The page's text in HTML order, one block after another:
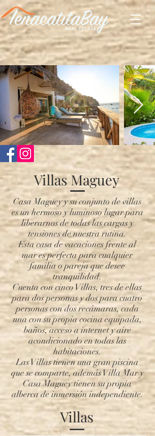
Villas Maguey
Casa Maguey y su conjunto de villas
es un hermoso y luminoso lugar para
liberarnos de todas las cargas y
tensiones de nuestra rutina.
Esta casa de vacaciones frente al
mar es perfecta para cualquier
familia o pareja que desee
tranquilidad.
Cuenta con cinco Villas, tres de ellas
para dos personas y dos para cuatro
personas con dos recámaras, cada
una con su propia cocina equipada,
baños, acceso a internet y aire
acondicionado en todas las
habitaciones.
Las Villas tienen una gran piscina
que se comparte, además Villa Mar y
Casa Maguey tienen su propia
alberca de inmersión independiente.
Villas